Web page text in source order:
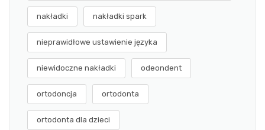
nakładki nakładki spark
nieprawidłowe ustawienie języka
niewidoczne nakładki odeondent
ortodoncja ortodonta
ortodonta dla dzieci